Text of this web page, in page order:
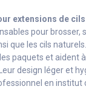
extensions de cils
pour brosser,
que les cils
paquets et aident
design léger et
en institut